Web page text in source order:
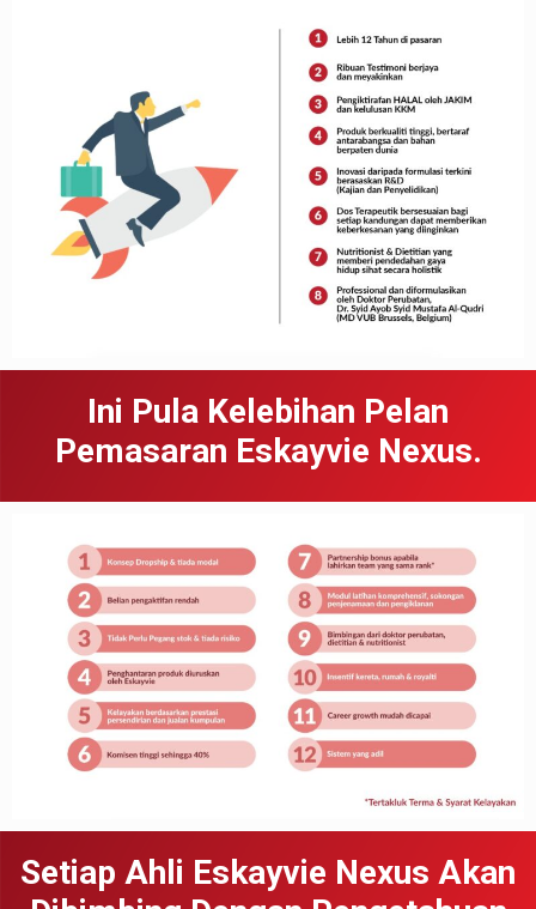
Ini Pula Kelebihan Pelan
Pemasaran Eskayvie Nexus.
Setiap Ahli Eskayvie Nexus Akan